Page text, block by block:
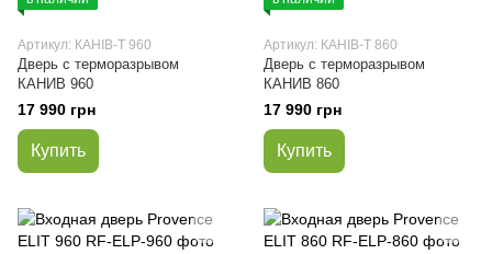
Артикул: КАНІВ-Т 960
Дверь с терморазрывом
КАНИВ 960
17 990 грн
Купить
Артикул: КАНІВ-Т 860
Дверь с терморазрывом
КАНИВ 860
17 990 грн
Купить